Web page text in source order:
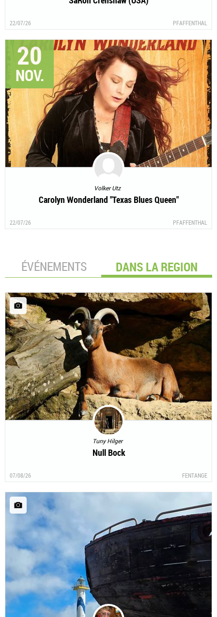
22/07/26 PFAFFENTHAL
20
NOV.
Volker Utz
Carolyn Wonderland "Texas Blues Queen"
22/07/26 PFAFFENTHAL
ÉVÉNEMENTS DANS LA REGION
Tuny Hilger
Null Bock
07/08/26 FENTANGE